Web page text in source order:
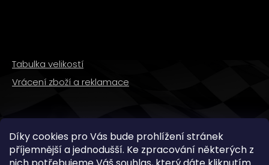
Díky cookies pro Vás bude prohlížení stránek
příjemnější a jednodušší. Ke zpracování některých z
Tabulka velikostí
Vrácení zboží a reklamace
SLEDUJTE NÁS